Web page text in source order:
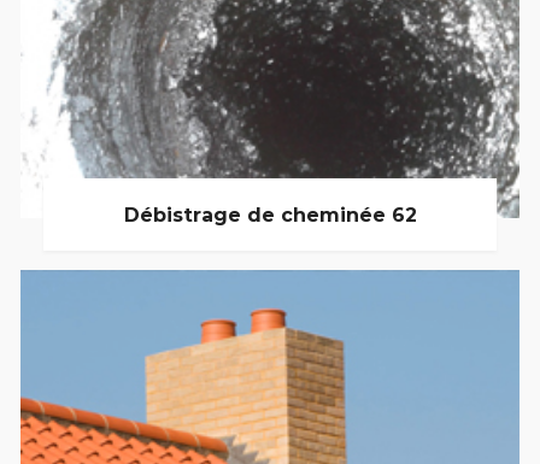
Débistrage de cheminée 62